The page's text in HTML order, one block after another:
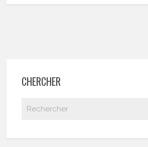
CHERCHER